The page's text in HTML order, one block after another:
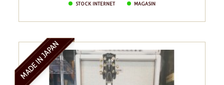
STOCK INTERNET MAGASIN
MADE IN JAPAN